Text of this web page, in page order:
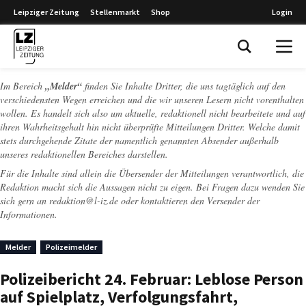
Leipziger Zeitung Stellenmarkt Shop Login
Im Bereich „Melder“ finden Sie Inhalte Dritter, die uns tagtäglich auf den
verschiedensten Wegen erreichen und die wir unseren Lesern nicht vorenthalten
wollen. Es handelt sich also um aktuelle, redaktionell nicht bearbeitete und auf
ihren Wahrheitsgehalt hin nicht überprüfte Mitteilungen Dritter. Welche damit
stets durchgehende Zitate der namentlich genannten Absender außerhalb
unseres redaktionellen Bereiches darstellen.
Für die Inhalte sind allein die Übersender der Mitteilungen verantwortlich, die
Redaktion macht sich die Aussagen nicht zu eigen. Bei Fragen dazu wenden Sie
sich gern an redaktion@l-iz.de oder kontaktieren den Versender der
Informationen.
Melder Polizeimelder
Polizeibericht 24. Februar: Leblose Person
auf Spielplatz, Verfolgungsfahrt,